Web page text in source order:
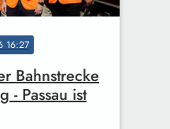
16:27
Bahnstrecke
- Passau ist